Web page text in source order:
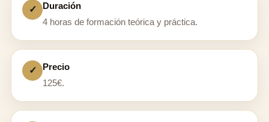
✓
Duración
4 horas de formación teórica y práctica.
✓
Precio
125€.